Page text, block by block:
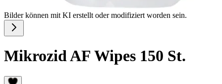
Bilder können mit KI erstellt oder modifiziert worden sein.
Mikrozid AF Wipes 150 St.